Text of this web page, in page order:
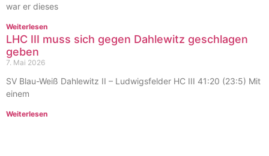
war er dieses
Weiterlesen
LHC III muss sich gegen Dahlewitz geschlagen
geben
7. Mai 2026
SV Blau-Weiß Dahlewitz II – Ludwigsfelder HC III 41:20 (23:5) Mit
einem
Weiterlesen